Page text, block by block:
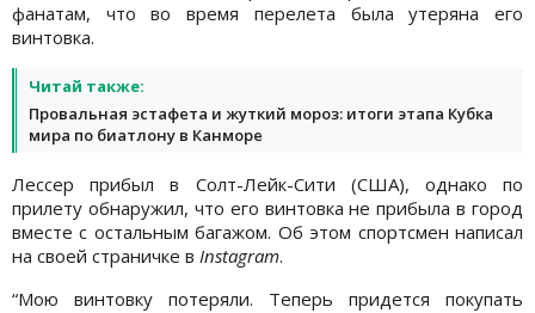
фанатам, что во время перелета была утеряна его
винтовка.
Читай также:
Провальная эстафета и жуткий мороз: итоги этапа Кубка
мира по биатлону в Канморе
Лессер прибыл в Солт-Лейк-Сити (США), однако по
прилету обнаружил, что его винтовка не прибыла в город
вместе с остальным багажом. Об этом спортсмен написал
на своей страничке в Instagram.
“Мою винтовку потеряли. Теперь придется покупать